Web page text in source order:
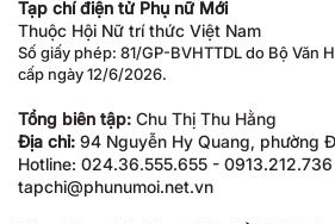
Tạp chí điện tử Phụ nữ Mới
Thuộc Hội Nữ trí thức Việt Nam
Số giấy phép: 81/GP-BVHTTDL do Bộ Văn
cấp ngày 12/6/2026.
Tổng biên tập: Chu Thị Thu Hằng
Địa chỉ: 94 Nguyễn Hy Quang, phường
Hotline: 024.36.555.655 - 0913.212.736
tapchi@phunumoi.net.vn